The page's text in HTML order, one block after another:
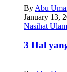
By Abu
January 13,
Nasihat
3 Hal